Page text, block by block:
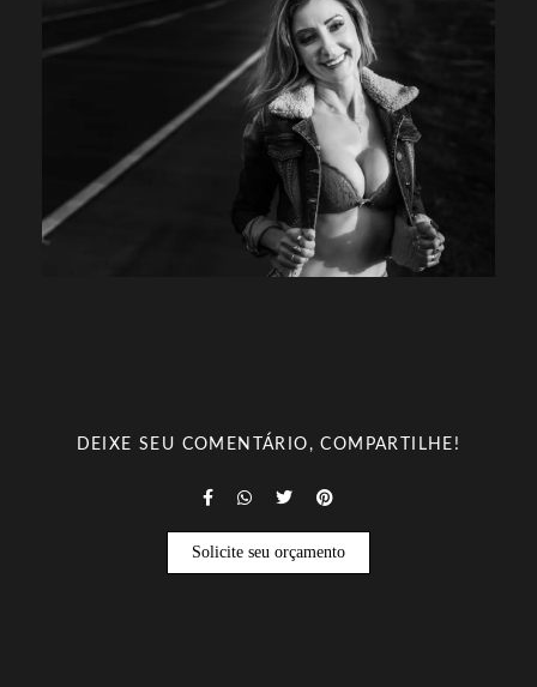
DEIXE SEU COMENTÁRIO, COMPARTILHE!
Solicite seu orçamento